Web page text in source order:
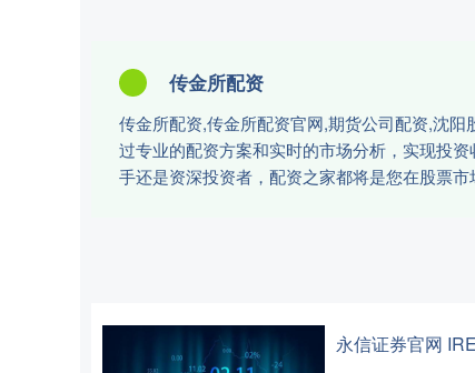
传金所配资
传金所配资,传金所配资官网,期货公司配资,沈
过专业的配资方案和实时的市场分析，实现投
手还是资深投资者，配资之家都将是您在股票
永信证券官网